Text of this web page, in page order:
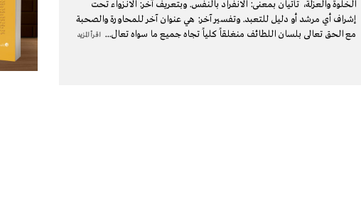
الخلوة والعزلة، تأتيان بمعنى: الانفراد بالنفس. وبتعريف آخر: الانـزواء تحت
إشراف أي مرشد أو دليل للتعبد. وتفسير آخر: هي عنوان آخر للمحاورة والصحبة
مع الحق تعالى بلسان اللطائف منغلقاً كلياً تجاه جميع ما سواه تعال... اقرأ المزيد